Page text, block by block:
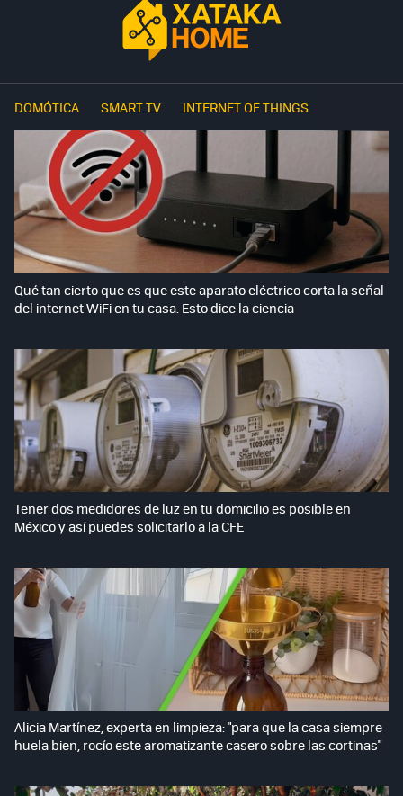
DOMÓTICA SMART TV INTERNET OF THINGS
Qué tan cierto que es que este aparato eléctrico corta la señal
del internet WiFi en tu casa. Esto dice la ciencia
Tener dos medidores de luz en tu domicilio es posible en
México y así puedes solicitarlo a la CFE
Alicia Martínez, experta en limpieza: "para que la casa siempre
huela bien, rocío este aromatizante casero sobre las cortinas"